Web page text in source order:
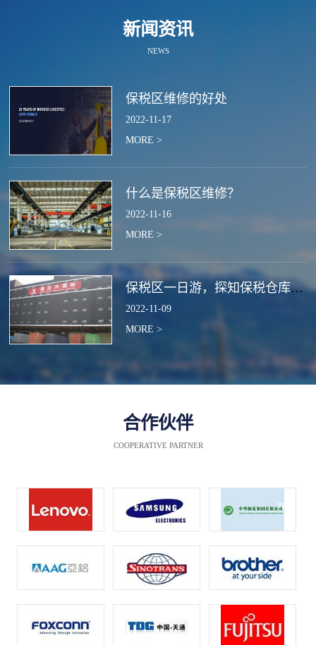
新闻资讯
NEWS
保税区维修的好处
2022-11-17
MORE >
什么是保税区维修？
2022-11-16
MORE >
保税区一日游，探知保税仓库的作用
2022-11-09
MORE >
合作伙伴
COOPERATIVE PARTNER